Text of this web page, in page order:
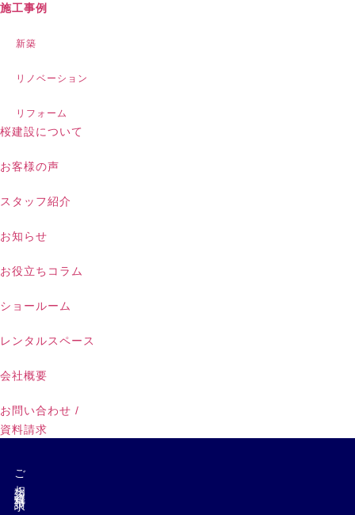
施工事例
新築
リノベーション
リフォーム
桜建設について
お客様の声
スタッフ紹介
お知らせ
お役立ちコラム
ショールーム
レンタルスペース
会社概要
お問い合わせ /
資料請求
ご相談・資料請求